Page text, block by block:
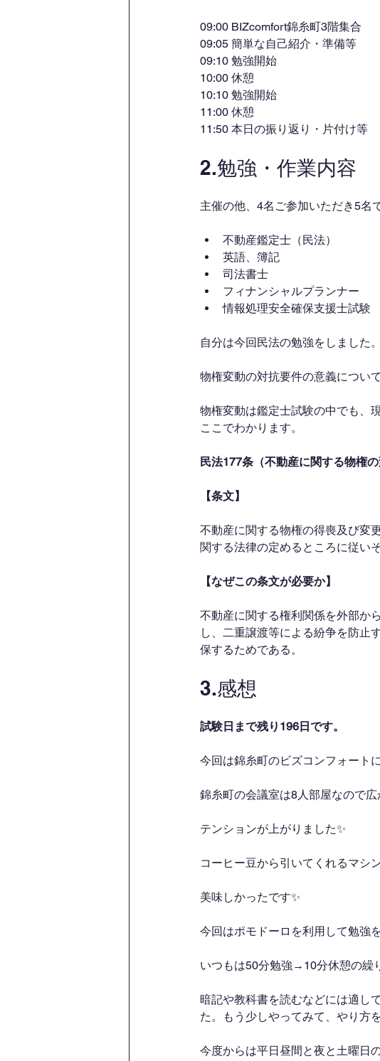
09:00 BIZcomfort錦糸町3階集合
09:05 簡単な自己紹介・準備等
09:10 勉強開始
10:00 休憩
10:10 勉強開始
11:00 休憩
11:50 本日の振り返り・片付け等
2.勉強・作業内容
主催の他、4名ご参加いただき5名
不動産鑑定士（民法）
英語、簿記
司法書士
フィナンシャルプランナー
情報処理安全確保支援士試験
自分は今回民法の勉強をしました。
物権変動の対抗要件の意義につい
物権変動は鑑定士試験の中でも、
ここでわかります。
民法177条（不動産に関する物権の
【条文】
不動産に関する物権の得喪及び変
関する法律の定めるところに従い
【なぜこの条文が必要か】
不動産に関する権利関係を外部か
し、二重譲渡等による紛争を防止
保するためである。
3.感想
試験日まで残り196日です。
今回は錦糸町のビズコンフォート
錦糸町の会議室は8人部屋なので広
テンションが上がりました✨
コーヒー豆から引いてくれるマシ
美味しかったです✨
今回はポモドーロを利用して勉強
いつもは50分勉強→10分休憩の繰
暗記や教科書を読むなどには適し
た。もう少しやってみて、やり方
今度からは平日昼間と夜と土曜日